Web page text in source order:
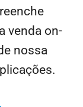
venda on-
nossa